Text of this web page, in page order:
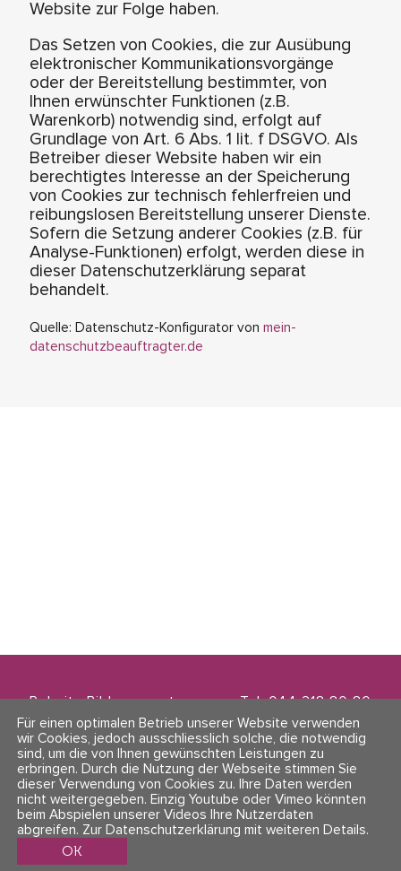
Website zur Folge haben.
Das Setzen von Cookies, die zur Ausübung
elektronischer Kommunikationsvorgänge
oder der Bereitstellung bestimmter, von
Ihnen erwünschter Funktionen (z.B.
Warenkorb) notwendig sind, erfolgt auf
Grundlage von Art. 6 Abs. 1 lit. f DSGVO. Als
Betreiber dieser Website haben wir ein
berechtigtes Interesse an der Speicherung
von Cookies zur technisch fehlerfreien und
reibungslosen Bereitstellung unserer Dienste.
Sofern die Setzung anderer Cookies (z.B. für
Analyse-Funktionen) erfolgt, werden diese in
dieser Datenschutzerklärung separat
behandelt.
Quelle: Datenschutz-Konfigurator vonmein-
datenschutzbeauftragter.de
Polarity Bildungszentrum
Zwinglistrasse 21
8004 Zürich
Tel. 044 218 80 80
info@polarity.ch
Kontakt & Info
AGBs
Impressum & Datenschutz
Folge uns
Für einen optimalen Betrieb unserer Website verwenden
wir Cookies, jedoch ausschliesslich solche, die notwendig
sind, um die von Ihnen gewünschten Leistungen zu
erbringen. Durch die Nutzung der Webseite stimmen Sie
dieser Verwendung von Cookies zu. Ihre Daten werden
nicht weitergegeben. Einzig Youtube oder Vimeo könnten
beim Abspielen unserer Videos Ihre Nutzerdaten
abgreifen. Zur Datenschutzerklärung mit weiteren Details.
OK